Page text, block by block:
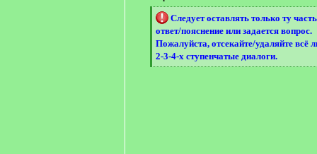
]
[
q
]
Следует оставлять только ту
ответ/пояснение или задается вопрос.
Пожалуйста, отсекайте/удаляйте всё
2-3-4-х ступенчатые диалоги.
[